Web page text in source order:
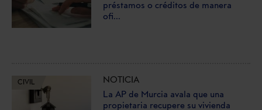
préstamos o créditos de manera
ofi...
CIVIL
NOTICIA
La AP de Murcia avala que una
propietaria recupere su vivienda